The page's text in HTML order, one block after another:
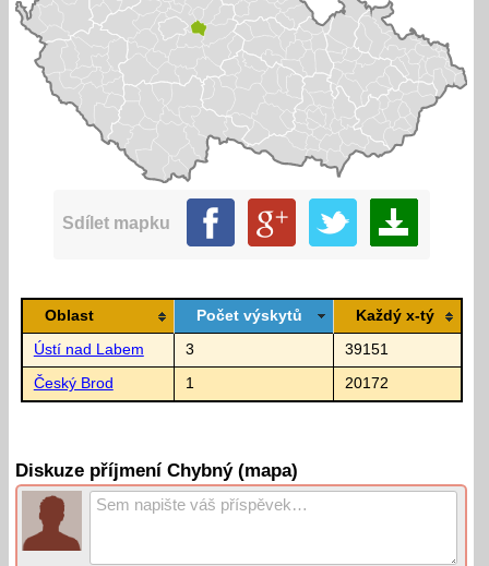
Sdílet mapku
Oblast Počet výskytů Každý x-tý
Ústí nad Labem 3 39151
Český Brod 1 20172
Diskuze příjmení Chybný (mapa)